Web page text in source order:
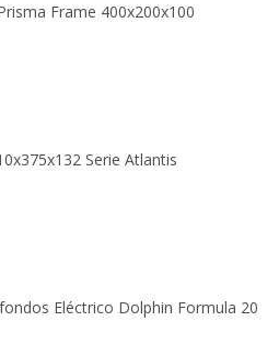
Frame 400x200x100
Serie Atlantis
Eléctrico Dolphin Formula 20